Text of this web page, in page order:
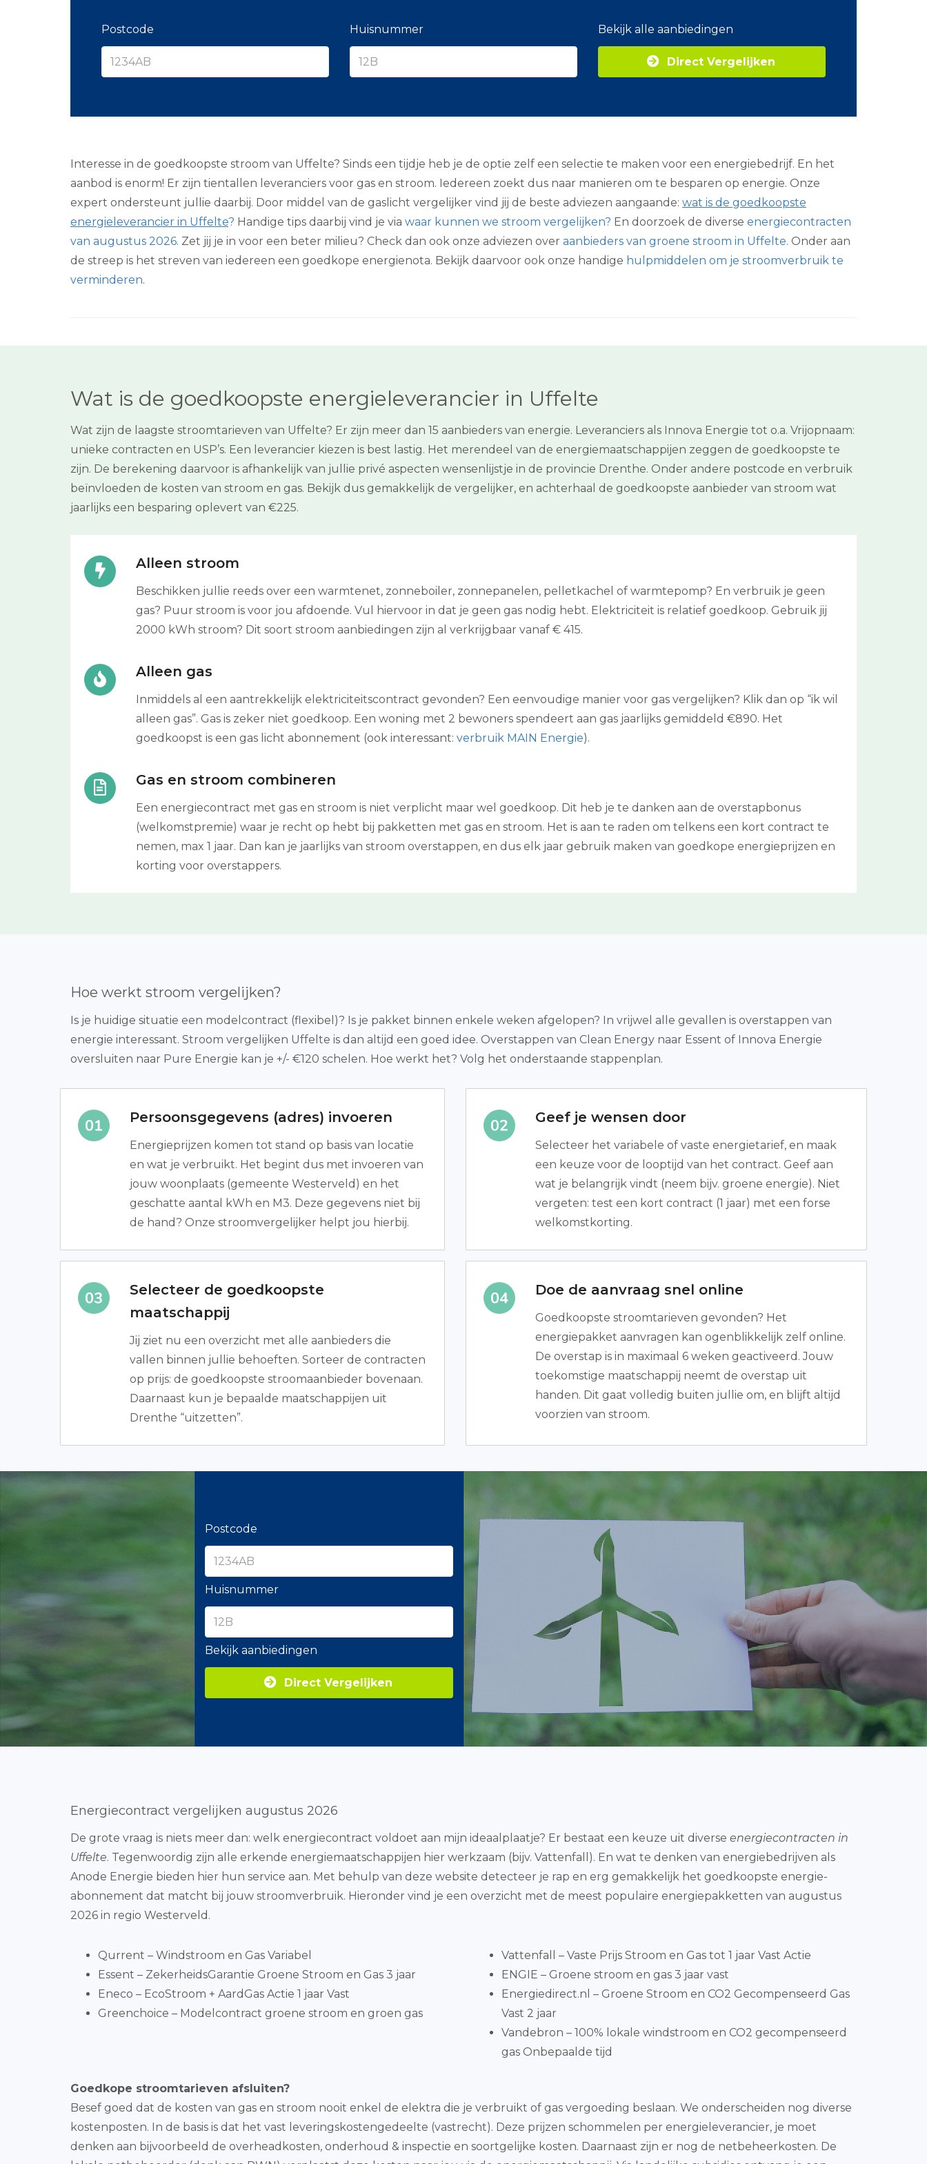
a
e
m
Z
j
n
e
g
i
Postcode Huisnummer Bekijk alle aanbiedingen
Direct Vergelijken
Interesse in de goedkoopste stroom van Uffelte? Sinds een tijdje heb je de optie zelf een selectie te maken voor een energiebedrijf. En het
aanbod is enorm! Er zijn tientallen leveranciers voor gas en stroom. Iedereen zoekt dus naar manieren om te besparen op energie. Onze
expert ondersteunt jullie daarbij. Door middel van de gaslicht vergelijker vind jij de beste adviezen aangaande: wat is de goedkoopste
energieleverancier in Uffelte? Handige tips daarbij vind je via waar kunnen we stroom vergelijken? En doorzoek de diverse energiecontracten
van augustus 2026. Zet jij je in voor een beter milieu? Check dan ook onze adviezen over aanbieders van groene stroom in Uffelte. Onder aan
de streep is het streven van iedereen een goedkope energienota. Bekijk daarvoor ook onze handige hulpmiddelen om je stroomverbruik te
verminderen.
Wat is de goedkoopste energieleverancier in Uffelte
Wat zijn de laagste stroomtarieven van Uffelte? Er zijn meer dan 15 aanbieders van energie. Leveranciers als Innova Energie tot o.a. Vrijopnaam:
unieke contracten en USP’s. Een leverancier kiezen is best lastig. Het merendeel van de energiemaatschappijen zeggen de goedkoopste te
zijn. De berekening daarvoor is afhankelijk van jullie privé aspecten wensenlijstje in de provincie Drenthe. Onder andere postcode en verbruik
beïnvloeden de kosten van stroom en gas. Bekijk dus gemakkelijk de vergelijker, en achterhaal de goedkoopste aanbieder van stroom wat
jaarlijks een besparing oplevert van €225.
Alleen stroom
Beschikken jullie reeds over een warmtenet, zonneboiler, zonnepanelen, pelletkachel of warmtepomp? En verbruik je geen
gas? Puur stroom is voor jou afdoende. Vul hiervoor in dat je geen gas nodig hebt. Elektriciteit is relatief goedkoop. Gebruik jij
2000 kWh stroom? Dit soort stroom aanbiedingen zijn al verkrijgbaar vanaf € 415.
Alleen gas
Inmiddels al een aantrekkelijk elektriciteitscontract gevonden? Een eenvoudige manier voor gas vergelijken? Klik dan op “ik wil
alleen gas”. Gas is zeker niet goedkoop. Een woning met 2 bewoners spendeert aan gas jaarlijks gemiddeld €890. Het
goedkoopst is een gas licht abonnement (ook interessant: verbruik MAIN Energie).
Gas en stroom combineren
Een energiecontract met gas en stroom is niet verplicht maar wel goedkoop. Dit heb je te danken aan de overstapbonus
(welkomstpremie) waar je recht op hebt bij pakketten met gas en stroom. Het is aan te raden om telkens een kort contract te
nemen, max 1 jaar. Dan kan je jaarlijks van stroom overstappen, en dus elk jaar gebruik maken van goedkope energieprijzen en
korting voor overstappers.
Hoe werkt stroom vergelijken?
Is je huidige situatie een modelcontract (flexibel)? Is je pakket binnen enkele weken afgelopen? In vrijwel alle gevallen is overstappen van
energie interessant. Stroom vergelijken Uffelte is dan altijd een goed idee. Overstappen van Clean Energy naar Essent of Innova Energie
oversluiten naar Pure Energie kan je +/- €120 schelen. Hoe werkt het? Volg het onderstaande stappenplan.
Persoonsgegevens (adres) invoeren
Energieprijzen komen tot stand op basis van locatie
en wat je verbruikt. Het begint dus met invoeren van
jouw woonplaats (gemeente Westerveld) en het
geschatte aantal kWh en M3. Deze gegevens niet bij
de hand? Onze stroomvergelijker helpt jou hierbij.
Geef je wensen door
Selecteer het variabele of vaste energietarief, en maak
een keuze voor de looptijd van het contract. Geef aan
wat je belangrijk vindt (neem bijv. groene energie). Niet
vergeten: test een kort contract (1 jaar) met een forse
welkomstkorting.
Selecteer de goedkoopste
maatschappij
Jij ziet nu een overzicht met alle aanbieders die
vallen binnen jullie behoeften. Sorteer de contracten
op prijs: de goedkoopste stroomaanbieder bovenaan.
Daarnaast kun je bepaalde maatschappijen uit
Drenthe “uitzetten”.
Doe de aanvraag snel online
Goedkoopste stroomtarieven gevonden? Het
energiepakket aanvragen kan ogenblikkelijk zelf online.
De overstap is in maximaal 6 weken geactiveerd. Jouw
toekomstige maatschappij neemt de overstap uit
handen. Dit gaat volledig buiten jullie om, en blijft altijd
voorzien van stroom.
Postcode
Huisnummer
Bekijk aanbiedingen
Direct Vergelijken
Energiecontract vergelijken augustus 2026
De grote vraag is niets meer dan: welk energiecontract voldoet aan mijn ideaalplaatje? Er bestaat een keuze uit diverse energiecontracten in
Uffelte. Tegenwoordig zijn alle erkende energiemaatschappijen hier werkzaam (bijv. Vattenfall). En wat te denken van energiebedrijven als
Anode Energie bieden hier hun service aan. Met behulp van deze website detecteer je rap en erg gemakkelijk het goedkoopste energie-
abonnement dat matcht bij jouw stroomverbruik. Hieronder vind je een overzicht met de meest populaire energiepakketten van augustus
2026 in regio Westerveld.
Qurrent – Windstroom en Gas Variabel
Essent – ZekerheidsGarantie Groene Stroom en Gas 3 jaar
Eneco – EcoStroom + AardGas Actie 1 jaar Vast
Greenchoice – Modelcontract groene stroom en groen gas
Vattenfall – Vaste Prijs Stroom en Gas tot 1 jaar Vast Actie
ENGIE – Groene stroom en gas 3 jaar vast
Energiedirect.nl – Groene Stroom en CO2 Gecompenseerd Gas
Vast 2 jaar
Vandebron – 100% lokale windstroom en CO2 gecompenseerd
gas Onbepaalde tijd
Goedkope stroomtarieven afsluiten?
Besef goed dat de kosten van gas en stroom nooit enkel de elektra die je verbruikt of gas vergoeding beslaan. We onderscheiden nog diverse
kostenposten. In de basis is dat het vast leveringskostengedeelte (vastrecht). Deze prijzen schommelen per energieleverancier, je moet
denken aan bijvoorbeeld de overheadkosten, onderhoud & inspectie en soortgelijke kosten. Daarnaast zijn er nog de netbeheerkosten. De